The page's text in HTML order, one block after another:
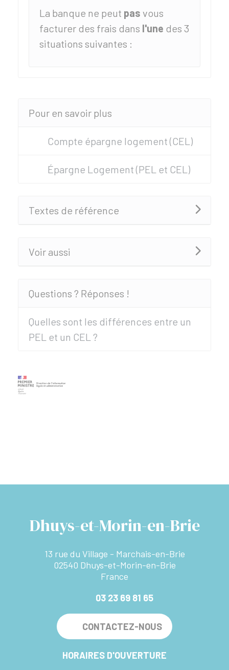
La banque ne peut pas vous
facturer des frais dans l'une des 3
situations suivantes :
Pour en savoir plus
Compte épargne logement (CEL)
Épargne Logement (PEL et CEL)
Textes de référence
Voir aussi
Questions ? Réponses !
Quelles sont les différences entre un
PEL et un CEL ?
Dhuys-et-Morin-en-Brie
13 rue du Village - Marchais-en-Brie
02540 Dhuys-et-Morin-en-Brie
France
03 23 69 81 65
CONTACTEZ-NOUS
HORAIRES D'OUVERTURE